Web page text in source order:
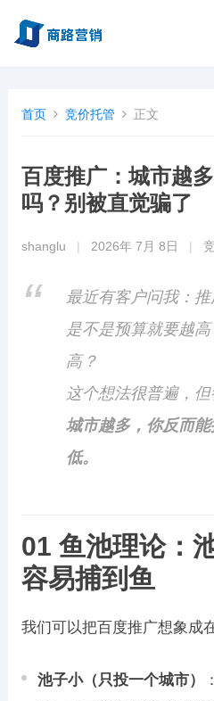
首页 竞价托管 正文
百度推广：城市越
吗？别被直觉骗了
shanglu 2026年 7月 8日
最近有客户问我：推
是不是预算就要越
高？
这个想法很普遍，但
城市越多，你反而
低。
01 鱼池理论：
容易捕到鱼
我们可以把百度推广想象成
池子小（只投一个城市）